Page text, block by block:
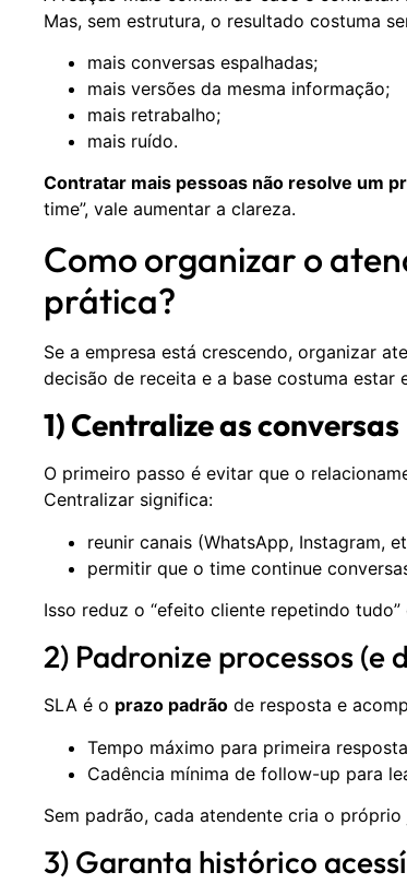
Mas, sem estrutura, o resultado costuma
mais conversas espalhadas;
mais versões da mesma informação;
mais retrabalho;
mais ruído.
Contratar mais pessoas não resolve um
time”, vale aumentar a clareza.
Como organizar o
prática?
Se a empresa está crescendo, organizar
decisão de receita e a base costuma estar
1) Centralize as conversas
O primeiro passo é evitar que o
Centralizar significa:
reunir canais (WhatsApp, Instagram,
permitir que o time continue
Isso reduz o “efeito cliente repetindo
2) Padronize processos (e
SLA é o prazo padrão de resposta e
Tempo máximo para primeira
Cadência mínima de follow-up para
Sem padrão, cada atendente cria o
3) Garanta histórico